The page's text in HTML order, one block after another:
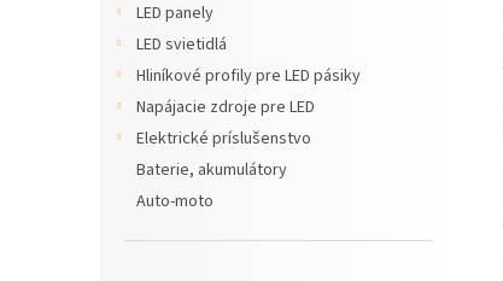
LED panely
LED svietidlá
Hliníkové profily pre LED pásiky
Napájacie zdroje pre LED
Elektrické príslušenstvo
Baterie, akumulátory
Auto-moto